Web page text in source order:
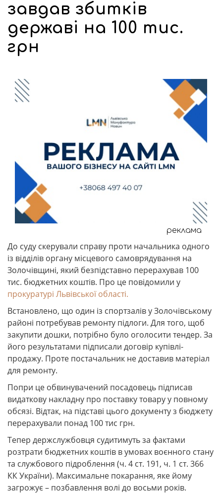
завдав збитків
державі на 100 тис.
грн
реклама
До суду скерували справу проти начальника одного
із відділів органу місцевого самоврядування на
Золочівщині, який безпідставно перерахував 100
тис. бюджетних коштів. Про це повідомили у
прокуратурі Львівської області.
Встановлено, що один із спортзалів у Золочівському
районі потребував ремонту підлоги. Для того, щоб
закупити дошки, потрібно було оголосити тендер. За
його результатами підписали договір купівлі-
продажу. Проте постачальник не доставив матеріал
для ремонту.
Попри це обвинувачений посадовець підписав
видаткову накладну про поставку товару у повному
обсязі. Відтак, на підставі цього документу з бюджету
перерахували понад 100 тис грн.
Тепер держслужбовця судитимуть за фактами
розтрати бюджетних коштів в умовах воєнного стану
та службового підроблення (ч. 4 ст. 191, ч. 1 ст. 366
КК України). Максимальне покарання, яке йому
загрожує – позбавлення волі до восьми років.